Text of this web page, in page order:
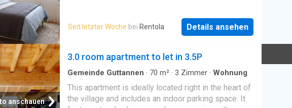
heimelig und modern. Weitere Vorzüge sind: -
offener Küchenbereich mit Plattenboden - Backofen
auf Augenhöhe - Parkett in allen Zimmer -
Einstellhallenplätze können für CHF 100.00
dazugemietet werden. *die Bilder stammen aus
einer Musterwohnung und können abweichen* Die
nächstgelegene Bushaltestelle ist nur wenige
Gehminuten entfernt. Das Strandbad sowie diverse
Seit letzter Woche bei Rentola Details ansehen
anschauen
3.0 room apartment to let in 3.5P
Gemeinde Guttannen · 70 m² · 3 Zimmer · Wohnung
This apartment is ideally located right in the heart of
the village and includes an indoor parking space. It